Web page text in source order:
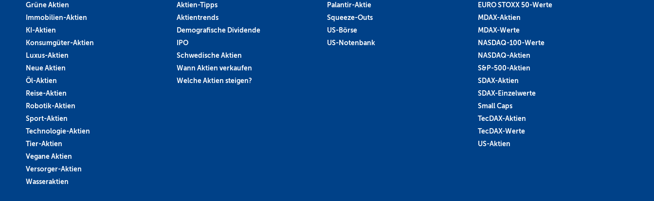
Grüne Aktien
Immobilien-Aktien
KI-Aktien
Konsumgüter-Aktien
Luxus-Aktien
Neue Aktien
Öl-Aktien
Reise-Aktien
Robotik-Aktien
Sport-Aktien
Technologie-Aktien
Tier-Aktien
Vegane Aktien
Versorger-Aktien
Wasseraktien
Aktien-Tipps
Aktientrends
Demografische Dividende
IPO
Schwedische Aktien
Wann Aktien verkaufen
Welche Aktien steigen?
Palantir-Aktie
Squeeze-Outs
US-Börse
US-Notenbank
EURO STOXX 50-Werte
MDAX-Aktien
MDAX-Werte
NASDAQ-100-Werte
NASDAQ-Aktien
S&P-500-Aktien
SDAX-Aktien
SDAX-Einzelwerte
Small Caps
TecDAX-Aktien
TecDAX-Werte
US-Aktien